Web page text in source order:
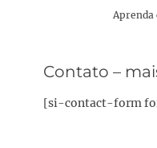
Aprenda
Contato –
[si-contact-form